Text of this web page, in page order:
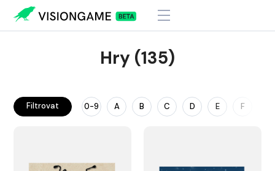
Hry (135)
Filtrovat 0-9 A B C D E F